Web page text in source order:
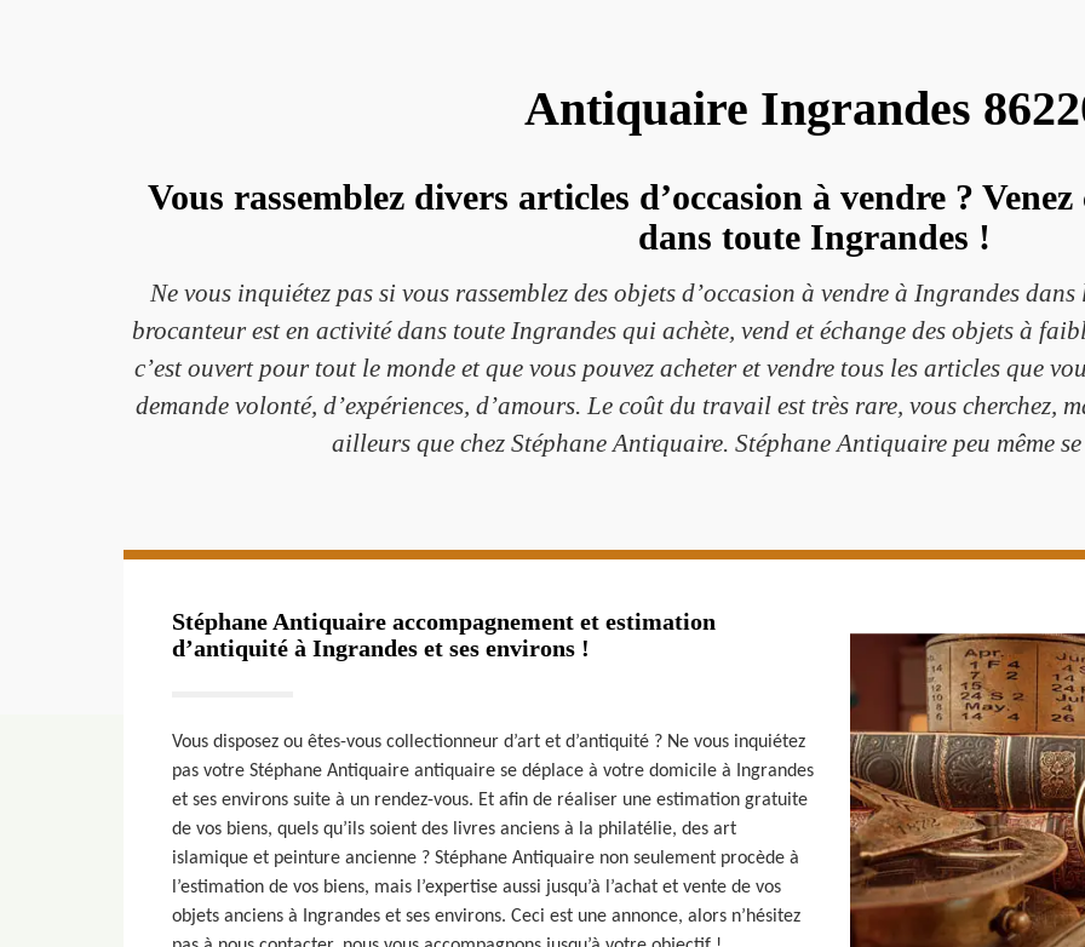
Antiquaire Ingrandes
Vous rassemblez divers articles d’occasion à vendre ?
dans toute Ingrandes !
Ne vous inquiétez pas si vous rassemblez des objets d’occasion à vendre à Ingrandes
brocanteur est en activité dans toute Ingrandes qui achète, vend et échange des objets à
c’est ouvert pour tout le monde et que vous pouvez acheter et vendre tous les articles que
demande volonté, d’expériences, d’amours. Le coût du travail est très rare, vous cherchez,
ailleurs que chez Stéphane Antiquaire. Stéphane Antiquaire peu même
Stéphane Antiquaire accompagnement et estimation
d’antiquité à Ingrandes et ses environs !
Vous disposez ou êtes-vous collectionneur d’art et d’antiquité ? Ne vous inquiétez
pas votre Stéphane Antiquaire antiquaire se déplace à votre domicile à Ingrandes
et ses environs suite à un rendez-vous. Et afin de réaliser une estimation gratuite
de vos biens, quels qu’ils soient des livres anciens à la philatélie, des art
islamique et peinture ancienne ? Stéphane Antiquaire non seulement procède à
l’estimation de vos biens, mais l’expertise aussi jusqu’à l’achat et vente de vos
objets anciens à Ingrandes et ses environs. Ceci est une annonce, alors n’hésitez